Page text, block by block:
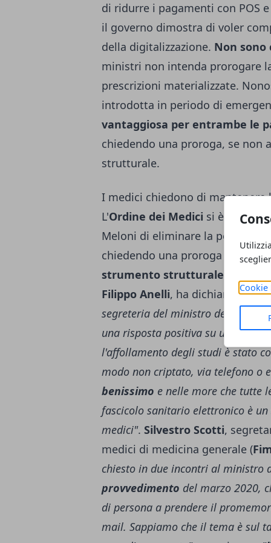
Cookie
di ridurre i pagamenti con POS
il governo dimostra di voler
della digitalizzazione. Non
ministri non intenda prorogare
prescrizioni materializzate.
introdotta in periodo di
vantaggiosa per entrambe le
chiedendo una proroga, se
strutturale.
I medici chiedono di
L'Ordine dei Medici si è
Meloni di eliminare la possibilità
chiedendo una proroga e la
strumento strutturale
Filippo Anelli, ha dichiarato:
segreteria del ministro della
una risposta positiva su una
l'affollamento degli studi è stato
modo non criptato, via telefono o
benissimo e nelle more che tutte
fascicolo sanitario elettronico è
medici". Silvestro Scotti,
medici di medicina generale (
chiesto in due incontri al ministro
provvedimento del marzo 2020,
di persona a prendere il
mail. Sappiamo che il tema è sul